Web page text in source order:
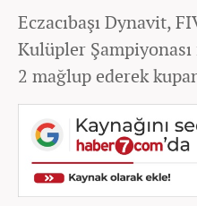
Eczacıbaşı Dynavit,
Kulüpler
2 mağlup ederek